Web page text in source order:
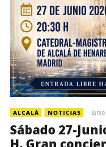
ALCALÁ NOTICIAS
Sábado 27-